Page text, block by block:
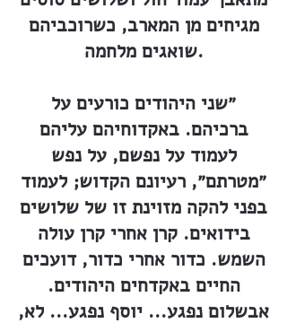
מגיחים מן המארב, כשרוכביהם
שואגים מלחמה.
״שני היהודים כורעים על
ברכיהם. באקדוחיהם עליהם
לעמוד על נפשם, על נפש
״מטרתם״, רעיונם הקדוש; לעמוד
בפני להקה מזוינת זו של שלושים
בידואים. קרן אחרי קרן עולה
השמש. כדור אחרי כדור, דועכים
החיים באקדחים היהודים.
אבשלום נפגע... יוסף נפגע... לא,